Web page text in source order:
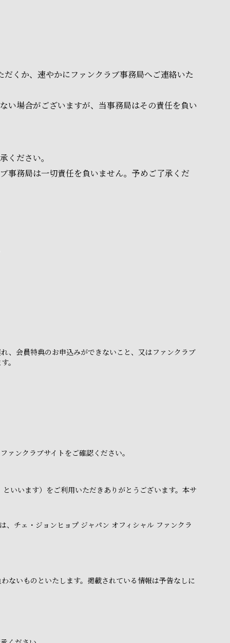
くか、速やかにファンクラブ事務局へご連絡いた
い場合がございますが、当事務局はその責任を負い
ください。
事務局は一切責任を負いません。予めご了承くだ
、会員特典のお申込みができないこと、又はファンクラブ
。
ンクラブサイトをご確認ください。
います）をご利用いただきありがとうございます。本サ
、チェ・ジョンヒョプ ジャパン オフィシャル ファンクラ
ないものといたします。掲載されている情報は予告なしに